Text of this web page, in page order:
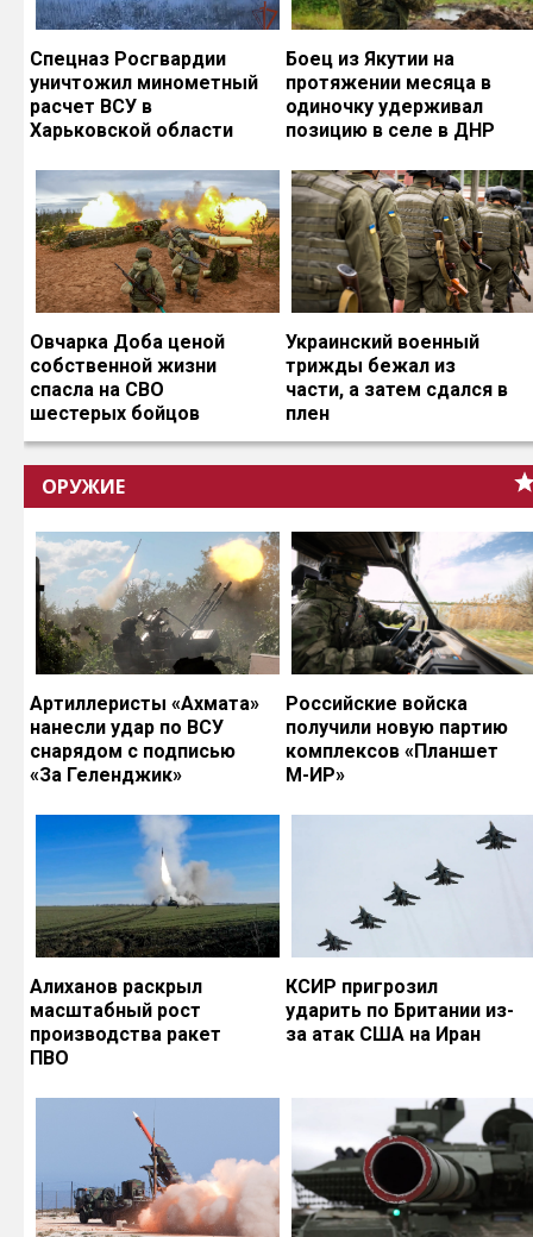
Спецназ Росгвардии
уничтожил минометный
расчет ВСУ в
Харьковской области
Боец из Якутии на
протяжении месяца в
одиночку удерживал
позицию в селе в ДНР
Овчарка Доба ценой
собственной жизни
спасла на СВО
шестерых бойцов
Украинский военный
трижды бежал из
части, а затем сдался в
плен
ОРУЖИЕ
Артиллеристы «Ахмата»
нанесли удар по ВСУ
снарядом с подписью
«За Геленджик»
Российские войска
получили новую партию
комплексов «Планшет
М-ИР»
Алиханов раскрыл
масштабный рост
производства ракет
ПВО
КСИР пригрозил
ударить по Британии из-
за атак США на Иран